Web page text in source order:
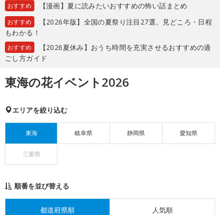
おすすめ 【漫画】夏に読みたいおすすめの怖い話まとめ
おすすめ
【2026年版】全国の夏祭り注目27選。見どころ・日程
もわかる！
おすすめ
【2026夏休み】おうち時間を充実させるおすすめの過
ごし方ガイド
東海の花イベント2026
エリアを絞り込む
東海 岐阜県 静岡県 愛知県
三重県
順番を並び替える
都道府県順 人気順